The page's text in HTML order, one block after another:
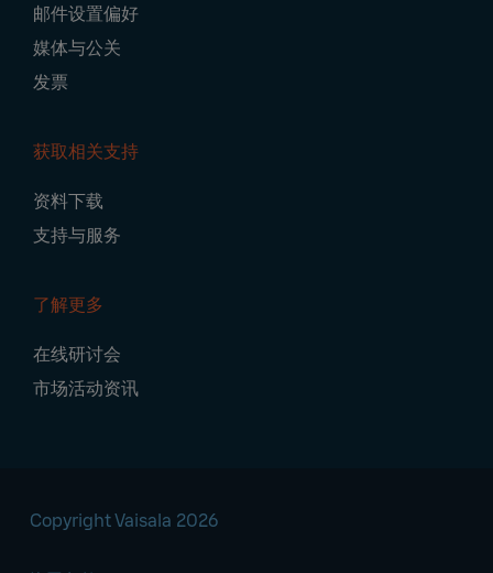
邮件设置偏好
媒体与公关
发票
获取相关支持
资料下载
支持与服务
了解更多
在线研讨会
市场活动资讯
Copyright Vaisala 2026